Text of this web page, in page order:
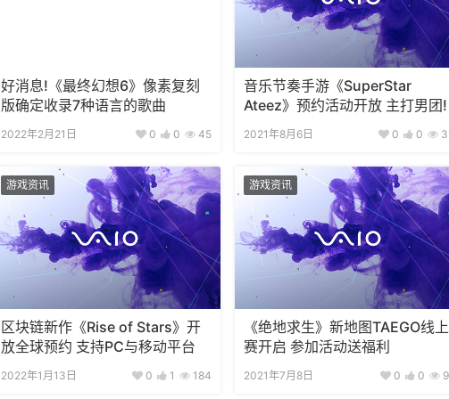
好消息!《最终幻想6》像素复刻
版确定收录7种语言的歌曲
2022年2月21日 0 0 45
音乐节奏手游《SuperStar
Ateez》预约活动开放 主打男团!
2021年8月6日 0 0
游戏资讯
区块链新作《Rise of Stars》开
放全球预约 支持PC与移动平台
2022年1月13日 0 1 184
游戏资讯
《绝地求生》新地图TAEGO线上
赛开启 参加活动送福利
2021年7月8日 0 0